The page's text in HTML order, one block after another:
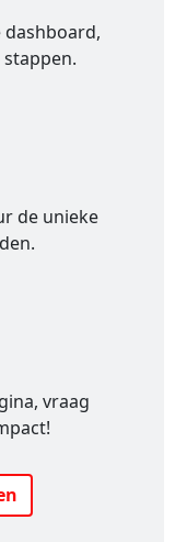
dashboard,
de unieke
vraag